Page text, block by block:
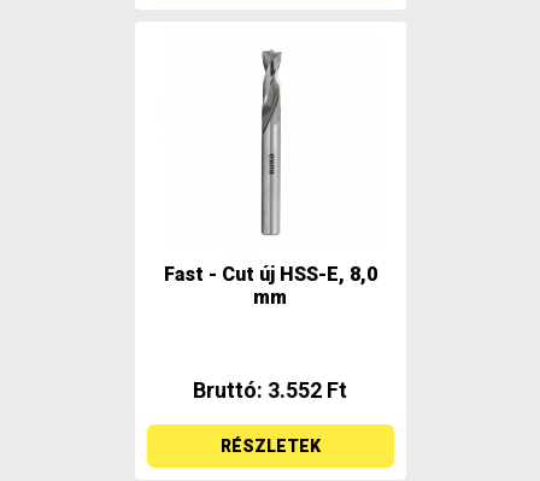
Fast - Cut új HSS-E, 8,0
mm
Bruttó: 3.552 Ft
RÉSZLETEK